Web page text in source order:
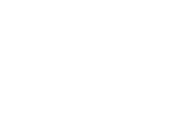
em estilo de época